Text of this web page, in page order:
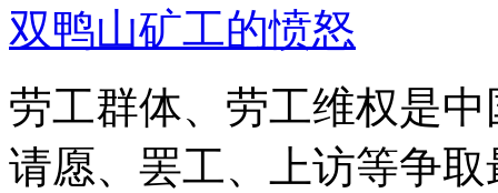
双鸭山矿工的愤怒
劳工群体、劳工维权是
请愿、罢工、上访等争